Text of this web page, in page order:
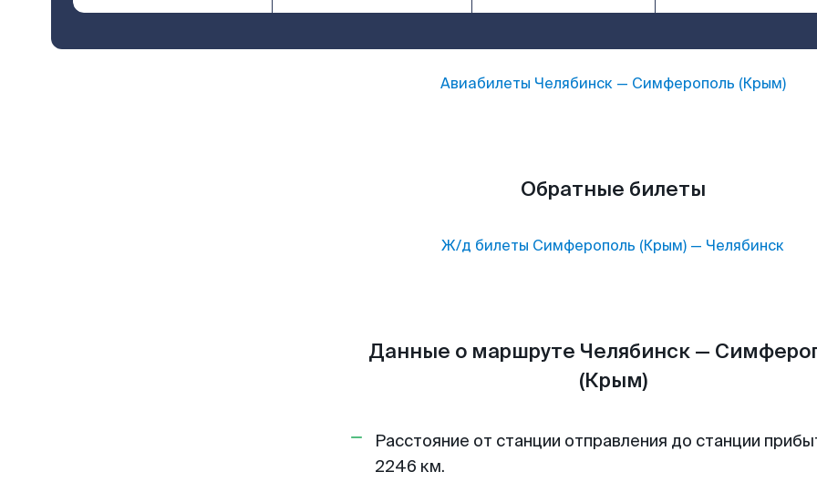
Авиабилеты Челябинск— Симферополь (Крым)
Обратные билеты
Ж/д билеты Симферополь (Крым) — Челябинск
Данные о маршруте Челябинск —
(Крым)
Расстояние от станции отправления до станции
2246 км.